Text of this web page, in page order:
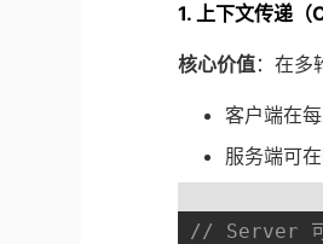
1. 上下文传递
核心价值：在多
客户端在
服务端可
// Server 可